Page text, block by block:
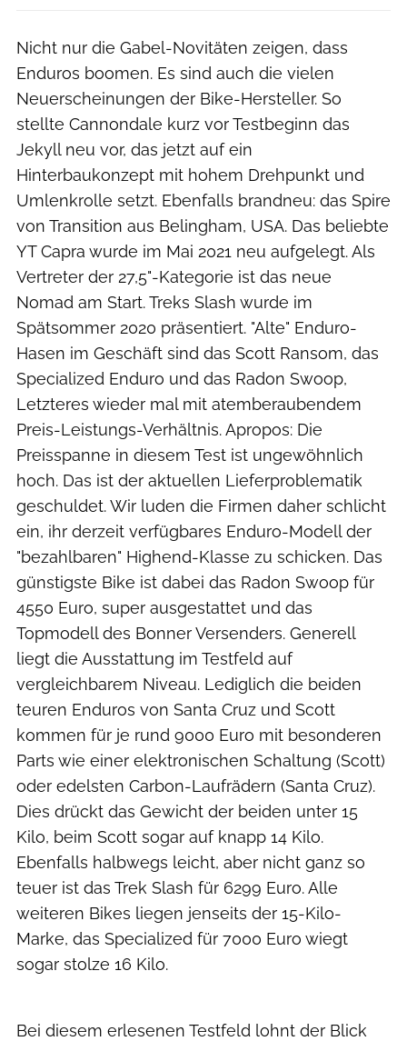
Nicht nur die Gabel-Novitäten zeigen, dass
Enduros boomen. Es sind auch die vielen
Neuerscheinungen der Bike-Hersteller. So
stellte Cannondale kurz vor Testbeginn das
Jekyll neu vor, das jetzt auf ein
Hinterbaukonzept mit hohem Drehpunkt und
Umlenkrolle setzt. Ebenfalls brandneu: das Spire
von Transition aus Belingham, USA. Das beliebte
YT Capra wurde im Mai 2021 neu aufgelegt. Als
Vertreter der 27,5"-Kategorie ist das neue
Nomad am Start. Treks Slash wurde im
Spätsommer 2020 präsentiert. "Alte" Enduro-
Hasen im Geschäft sind das Scott Ransom, das
Specialized Enduro und das Radon Swoop,
Letzteres wieder mal mit atemberaubendem
Preis-Leistungs-Verhältnis. Apropos: Die
Preisspanne in diesem Test ist ungewöhnlich
hoch. Das ist der aktuellen Lieferproblematik
geschuldet. Wir luden die Firmen daher schlicht
ein, ihr derzeit verfügbares Enduro-Modell der
"bezahlbaren" Highend-Klasse zu schicken. Das
günstigste Bike ist dabei das Radon Swoop für
4550 Euro, super ausgestattet und das
Topmodell des Bonner Versenders. Generell
liegt die Ausstattung im Testfeld auf
vergleichbarem Niveau. Lediglich die beiden
teuren Enduros von Santa Cruz und Scott
kommen für je rund 9000 Euro mit besonderen
Parts wie einer elektronischen Schaltung (Scott)
oder edelsten Carbon-Laufrädern (Santa Cruz).
Dies drückt das Gewicht der beiden unter 15
Kilo, beim Scott sogar auf knapp 14 Kilo.
Ebenfalls halbwegs leicht, aber nicht ganz so
teuer ist das Trek Slash für 6299 Euro. Alle
weiteren Bikes liegen jenseits der 15-Kilo-
Marke, das Specialized für 7000 Euro wiegt
sogar stolze 16 Kilo.
Bei diesem erlesenen Testfeld lohnt der Blick